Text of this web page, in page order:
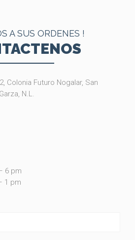
A SUS ORDENES !
Colonia Futuro Nogalar, San
N.L.
6 pm
1 pm